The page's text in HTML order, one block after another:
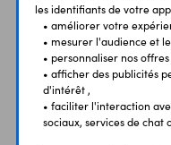
Vos avis
les identifiants de votre
• améliorer votre
• mesurer l'audience et
• personnaliser nos
• afficher des publicités
d'intérêt ,
• faciliter l'interaction
sociaux, services de chat